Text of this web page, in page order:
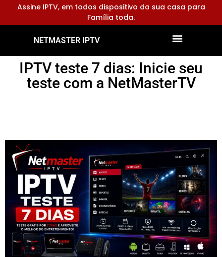
Assine IPTV, em todos dispositivo da sua casa para
Família toda.
NETMASTER IPTV
IPTV teste 7 dias: Inicie seu
teste com a NetMasterTV